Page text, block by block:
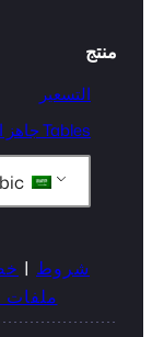
منتج
التسعير
Tables جاهز الاستخدام
Arabic
شروط |
ملفات